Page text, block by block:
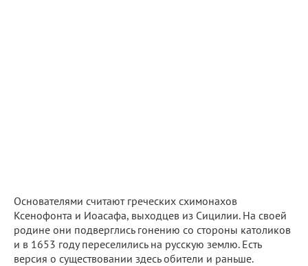
Основателями считают греческих схимонахов
Ксенофонта и Иоасафа, выходцев из Сицилии. На своей
родине они подверглись гонению со стороны католиков
и в 1653 году переселились на русскую землю. Есть
версия о существовании здесь обители и раньше.